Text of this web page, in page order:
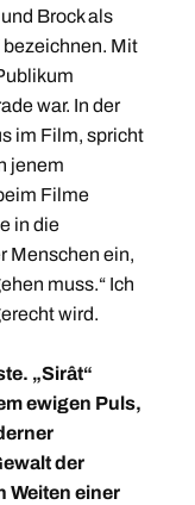
Brock als
bezeichnen. Mit
war. In der
im Film, spricht
jenem
Filme
in die
Menschen ein,
muss.“ Ich
wird.
„Sirât“
ewigen Puls,
der
Weiten einer